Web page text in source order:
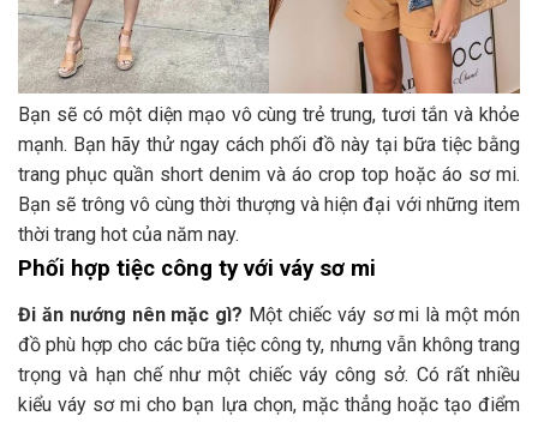
Bạn sẽ có một diện mạo vô cùng trẻ trung, tươi tắn và khỏe
mạnh. Bạn hãy thử ngay cách phối đồ này tại bữa tiệc bằng
trang phục quần short denim và áo crop top hoặc áo sơ mi.
Bạn sẽ trông vô cùng thời thượng và hiện đại với những item
thời trang hot của năm nay.
Phối hợp tiệc công ty với váy sơ mi
Đi ăn nướng nên mặc gì? Một chiếc váy sơ mi là một món
đồ phù hợp cho các bữa tiệc công ty, nhưng vẫn không trang
trọng và hạn chế như một chiếc váy công sở. Có rất nhiều
kiểu váy sơ mi cho bạn lựa chọn, mặc thẳng hoặc tạo điểm